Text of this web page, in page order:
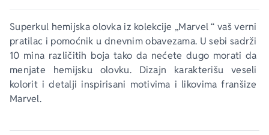
Superkul hemijska olovka iz kolekcije „Marvel “ vaš verni
pratilac i pomoćnik u dnevnim obavezama. U sebi sadrži
10 mina različitih boja tako da nećete dugo morati da
menjate hemijsku olovku. Dizajn karakterišu veseli
kolorit i detalji inspirisani motivima i likovima franšize
Marvel.